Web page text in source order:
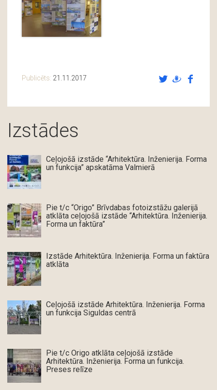
Publicēts: 21.11.2017
Izstādes
Ceļojošā izstāde “Arhitektūra. Inženierija. Forma
un funkcija” apskatāma Valmierā
Pie t/c “Origo” Brīvdabas fotoizstāžu galerijā
atklāta ceļojošā izstāde “Arhitektūra. Inženierija.
Forma un faktūra”
Izstāde Arhitektūra. Inženierija. Forma un faktūra
atklāta
Ceļojošā izstāde Arhitektūra. Inženierija. Forma
un funkcija Siguldas centrā
Pie t/c Origo atklāta ceļojošā izstāde
Arhitektūra. Inženierija. Forma un funkcija.
Preses relīze